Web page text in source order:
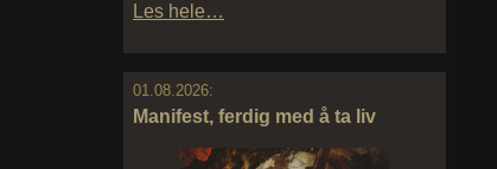
Les hele…
01.08.2026:
Manifest, ferdig med å ta liv